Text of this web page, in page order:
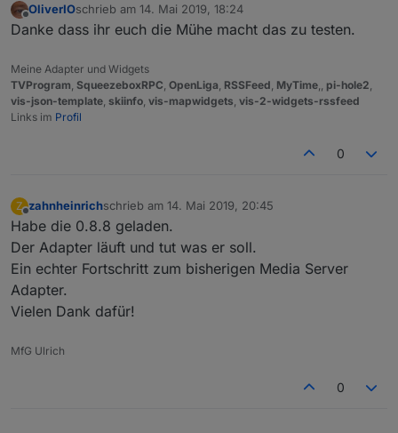
Offline
OliverIOschrieb am 14. Mai 2019, 18:24
zuletzt editiert von
Danke dass ihr euch die Mühe macht das zu testen.
Meine Adapter und Widgets
TVProgram SqueezeboxRPC OpenLiga RSSFeed MyTime pi-hole2
vis-json-template skiinfo vis-mapwidgets vis-2-widgets-rssfeed
Links im Profil
0
Z
Offline
zahnheinrichschrieb am 14. Mai 2019, 20:45
zuletzt editiert von
Habe die 0.8.8 geladen.
Der Adapter läuft und tut was er soll.
Ein echter Fortschritt zum bisherigen Media Server
Adapter.
Vielen Dank dafür!
MfG Ulrich
0